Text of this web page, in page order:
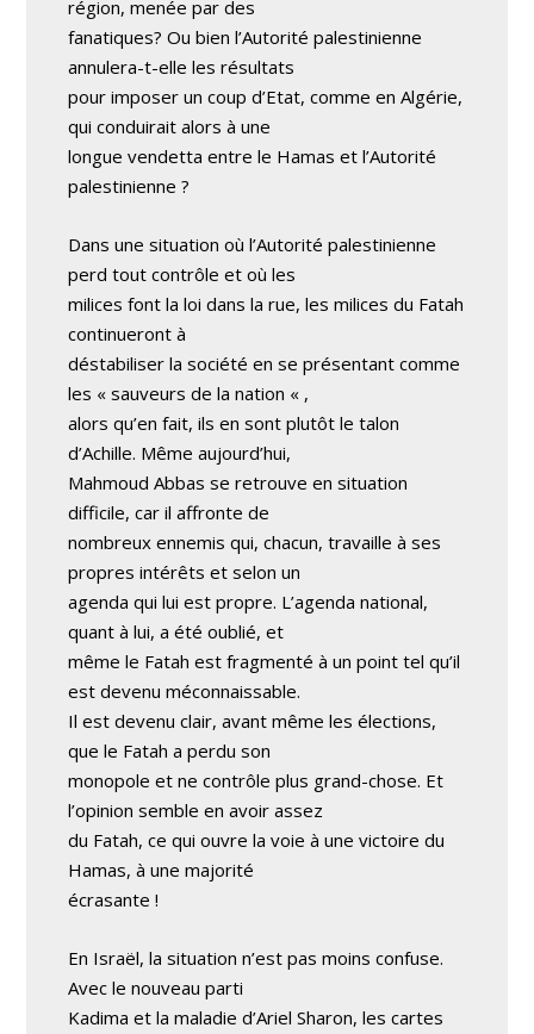
région, menée par des
fanatiques? Ou bien l’Autorité palestinienne
annulera-t-elle les résultats
pour imposer un coup d’Etat, comme en Algérie,
qui conduirait alors à une
longue vendetta entre le Hamas et l’Autorité
palestinienne ?
Dans une situation où l’Autorité palestinienne
perd tout contrôle et où les
milices font la loi dans la rue, les milices du Fatah
continueront à
déstabiliser la société en se présentant comme
les « sauveurs de la nation « ,
alors qu’en fait, ils en sont plutôt le talon
d’Achille. Même aujourd’hui,
Mahmoud Abbas se retrouve en situation
difficile, car il affronte de
nombreux ennemis qui, chacun, travaille à ses
propres intérêts et selon un
agenda qui lui est propre. L’agenda national,
quant à lui, a été oublié, et
même le Fatah est fragmenté à un point tel qu’il
est devenu méconnaissable.
Il est devenu clair, avant même les élections,
que le Fatah a perdu son
monopole et ne contrôle plus grand-chose. Et
l’opinion semble en avoir assez
du Fatah, ce qui ouvre la voie à une victoire du
Hamas, à une majorité
écrasante !
En Israël, la situation n’est pas moins confuse.
Avec le nouveau parti
Kadima et la maladie d’Ariel Sharon, les cartes